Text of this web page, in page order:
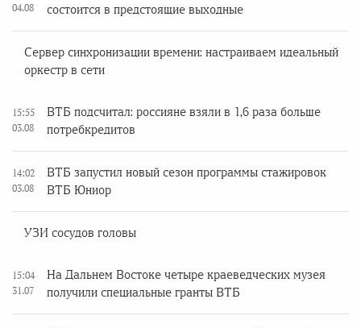
04.08
состоится в предстоящие выходные
Сервер синхронизации времени: настраиваем идеальный
оркестр в сети
15:55
03.08
ВТБ подсчитал: россияне взяли в 1,6 раза больше
потребкредитов
14:02
03.08
ВТБ запустил новый сезон программы стажировок
ВТБ Юниор
УЗИ сосудов головы
15:04
31.07
На Дальнем Востоке четыре краеведческих музея
получили специальные гранты ВТБ